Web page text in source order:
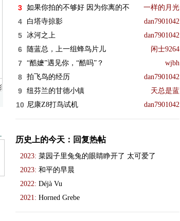
3 如果你拍的不够好 因为你离的不 一样的月光
4 白塔寺掠影 dan7901042
5 冰河之上 dan7901042
6 随蓝总，上一组蜂鸟片儿 闲士9264
7 “酷嬷”遇见你，“酷吗”？ wjbh
8 拍飞鸟的经历 dan7901042
9 纽芬兰的甘德小镇 天总是蓝
10 尼康Z8打鸟试机 dan7901042
历史上的今天：回复热帖
2023: 菜园子里兔兔的眼睛睁开了 太可爱了
2023: 和平的早晨
2022: Déjà Vu
2021: Horned Grebe